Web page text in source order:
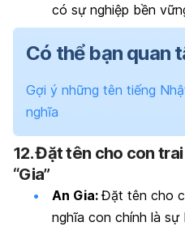
có sự nghiệp bền
Có thể bạn quan
Gợi ý những tên tiếng
nghĩa
12. Đặt tên cho con
“Gia”
An Gia:Đặt tên cho
nghĩa con chính là sự